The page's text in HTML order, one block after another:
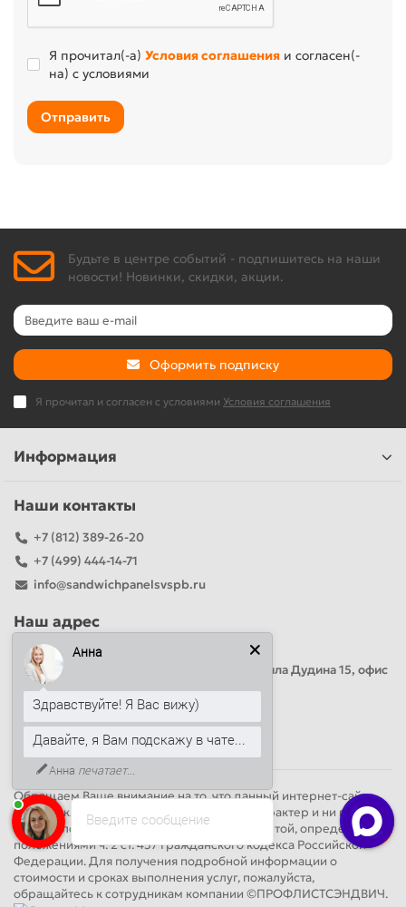
Я прочитал(-а) Условия соглашения и согласен(-
на) с условиями
Отправить
Будьте в центре событий - подпишитесь на наши
новости! Новинки, скидки, акции.
Оформить подписку
Я прочитал и согласен с условиями Условия соглашения
Информация
Наши контакты
+7 (812) 389-26-20
+7 (499) 444-14-71
info@sandwichpanelsvspb.ru
Наш адрес
Офис продаж
Адрес: Россия, Санкт-Петербург, Михаила Дудина 15, офис
41
Круглосуточно
Обращаем Ваше внимание на то, что данный интернет-сайт
носит исключительно информационный характер и ни при
каких условиях не является публичной офертой, определяемой
положениями ч. 2 ст. 437 Гражданского кодекса Российской
Федерации. Для получения подробной информации о
стоимости и сроках выполнения услуг, пожалуйста,
обращайтесь к сотрудникам компании ©ПРОФЛИСТСЭНДВИЧ.
Введите сообщение
Анна
Здравствуйте! Я Вас вижу)
Давайте, я Вам подскажу в чате...
Анна печатает...